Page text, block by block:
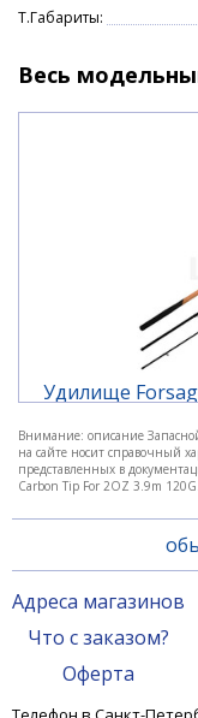
Т.Габариты:
Весь
Удилище
Внимание: описание
на сайте носит справочный
представленных в
Carbon Tip For 2OZ 3.9m 120G.
Адреса магазинов
Что с заказом?
Оферта